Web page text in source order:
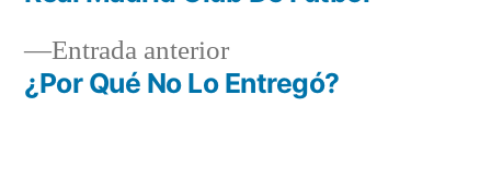
Navegación
de
entradas
Entrada anteriorEntrada
anterior:
¿Por Qué No Lo Entregó?